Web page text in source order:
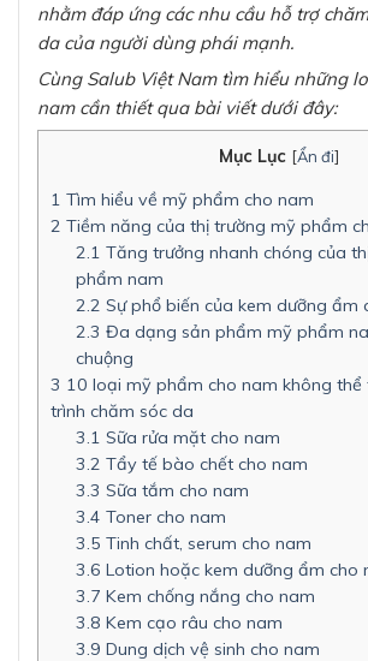
nhằm đáp ứng các nhu cầu hỗ trợ
da của người dùng phái mạnh.
Cùng Salub Việt Nam tìm hiểu những
nam cần thiết qua bài viết dưới đây:
Mục Lục [Ẩn đi]
1 Tìm hiểu về mỹ phẩm cho nam
2 Tiềm năng của thị trường mỹ phẩm
2.1 Tăng trưởng nhanh chóng của
phẩm nam
2.2 Sự phổ biến của kem dưỡng ẩm
2.3 Đa dạng sản phẩm mỹ phẩm
chuộng
3 10 loại mỹ phẩm cho nam không
trình chăm sóc da
3.1 Sữa rửa mặt cho nam
3.2 Tẩy tế bào chết cho nam
3.3 Sữa tắm cho nam
3.4 Toner cho nam
3.5 Tinh chất, serum cho nam
3.6 Lotion hoặc kem dưỡng ẩm cho
3.7 Kem chống nắng cho nam
3.8 Kem cạo râu cho nam
3.9 Dung dịch vệ sinh cho nam